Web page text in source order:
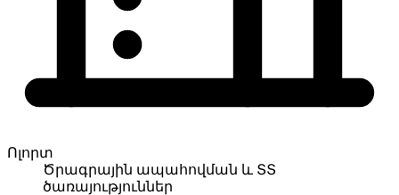
Ոլորտ
Ծրագրային ապահովման և ՏՏ
ծառայություններ